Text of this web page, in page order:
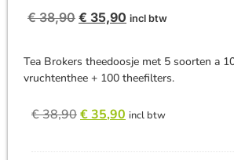
€38,90 € 35,90 incl btw
Tea Brokers theedoosje met 5 soorten a
vruchtenthee + 100 theefilters.
€38,90€35,90 incl btw